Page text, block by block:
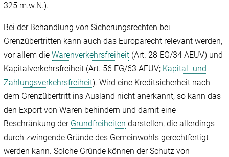
325 m.w.N.).
Bei der Behandlung von Sicherungsrechten bei
Grenzübertritten kann auch das Europarecht relevant werden,
vor allem dieWarenverkehrsfreiheit (Art. 28 EG/‌34 AEUV) und
Kapitalverkehrsfreiheit (Art. 56 EG/‌63 AEUV; Kapital- und
Zahlungsverkehrsfreiheit). Wird eine Kreditsicherheit nach
dem Grenzübertritt ins Ausland nicht anerkannt, so kann das
den Export von Waren behindern und damit eine
Beschränkung der Grundfreiheiten darstellen, die allerdings
durch zwingende Gründe des Gemeinwohls gerechtfertigt
werden kann. Solche Gründe können der Schutz von